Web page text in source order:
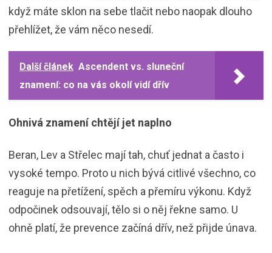
když máte sklon na sebe tlačit nebo naopak dlouho
přehlížet, že vám něco nesedí.
Další článek Ascendent vs. sluneční
znamení: co na vás okolí vidí dřív
Ohnivá znamení chtějí jet naplno
Beran, Lev a Střelec mají tah, chuť jednat a často i
vysoké tempo. Proto u nich bývá citlivé všechno, co
reaguje na přetížení, spěch a přemíru výkonu. Když
odpočinek odsouvají, tělo si o něj řekne samo. U
ohně platí, že prevence začíná dřív, než přijde únava.